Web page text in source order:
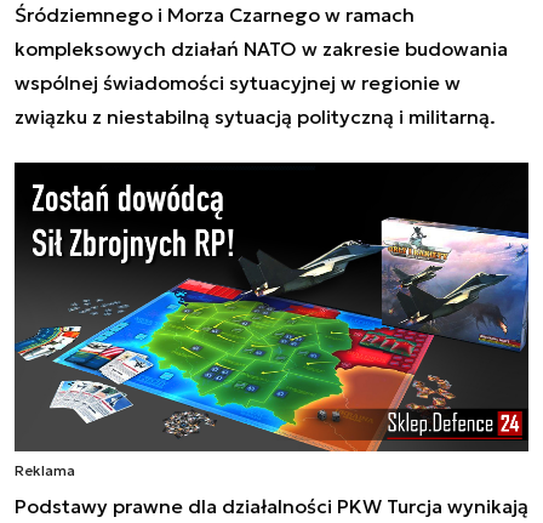
Śródziemnego i Morza Czarnego w ramach
kompleksowych działań NATO w zakresie budowania
wspólnej świadomości sytuacyjnej w regionie w
związku z niestabilną sytuacją polityczną i militarną.
Reklama
Podstawy prawne dla działalności PKW Turcja wynikają